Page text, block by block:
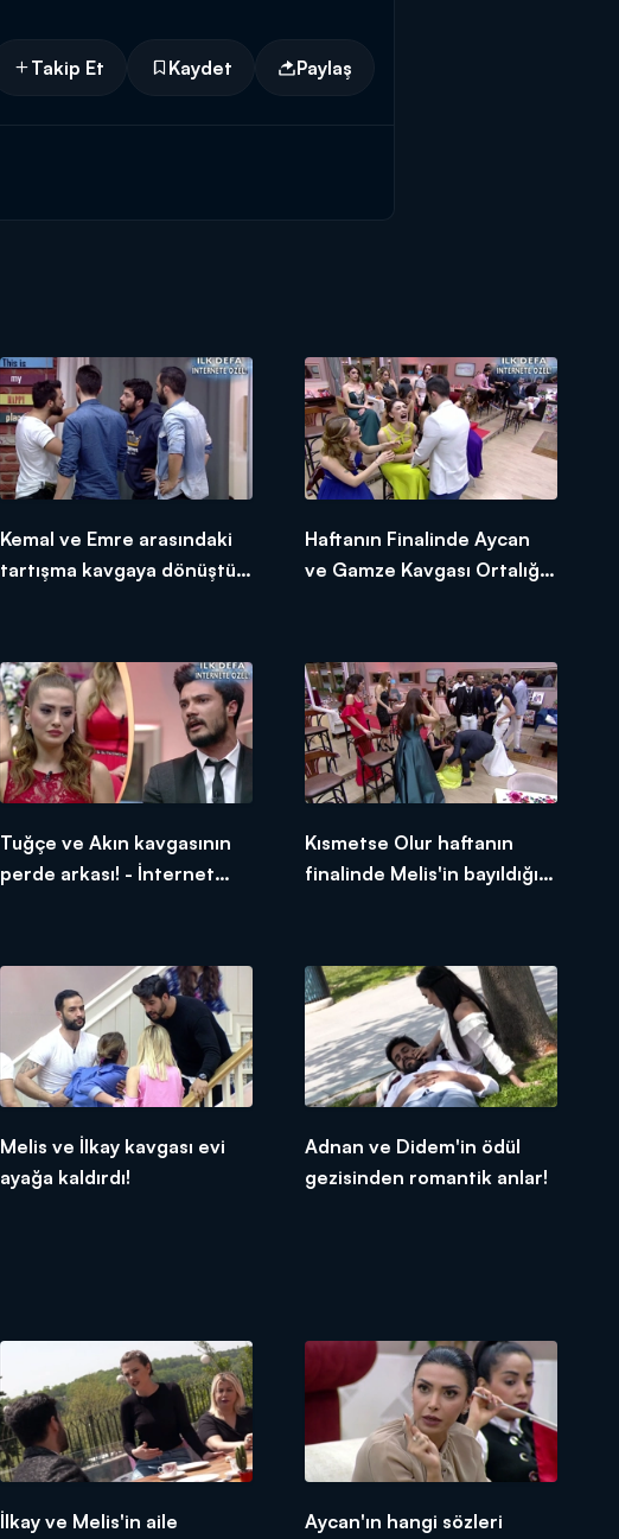
Takip Et Kaydet Paylaş
Kemal ve Emre arasındaki
tartışma kavgaya dönüştü!
Haftanın Finalinde Aycan
ve Gamze Kavgası Ortalığı
Tuğçe ve Akın kavgasının
perde arkası! - İnternet
Kısmetse Olur haftanın
finalinde Melis'in bayıldığı
Melis ve İlkay kavgası evi
ayağa kaldırdı!
Adnan ve Didem'in ödül
gezisinden romantik anlar!
İlkay ve Melis'in aile
Aycan'ın hangi sözleri